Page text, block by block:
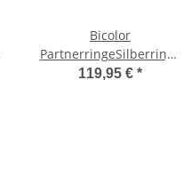
Bicolor
PartnerringeSilberringe
aus 925 Silber und IPG
119,95 € *